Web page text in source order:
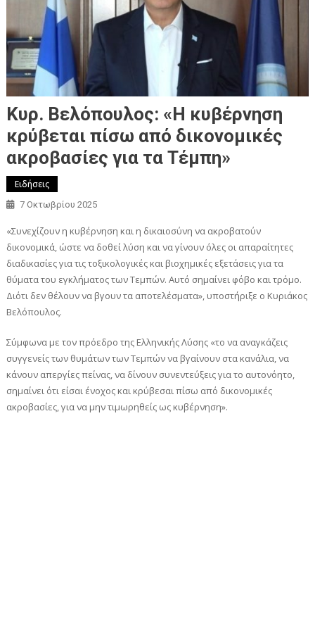
Κυρ. Βελόπουλος: «Η κυβέρνηση
κρύβεται πίσω από δικονομικές
ακροβασίες για τα Τέμπη»
Ειδήσεις
7 Οκτωβρίου 2025
«Συνεχίζουν η κυβέρνηση και η δικαιοσύνη να ακροβατούν
δικονομικά, ώστε να δοθεί λύση και να γίνουν όλες οι απαραίτητες
διαδικασίες για τις τοξικολογικές και βιοχημικές εξετάσεις για τα
θύματα του εγκλήματος των Τεμπών. Αυτό σημαίνει φόβο και τρόμο.
Διότι δεν θέλουν να βγουν τα αποτελέσματα», υποστήριξε ο Κυριάκος
Βελόπουλος.
Σύμφωνα με τον πρόεδρο της Ελληνικής Λύσης «το να αναγκάζεις
συγγενείς των θυμάτων των Τεμπών να βγαίνουν στα κανάλια, να
κάνουν απεργίες πείνας, να δίνουν συνεντεύξεις για το αυτονόητο,
σημαίνει ότι είσαι ένοχος και κρύβεσαι πίσω από δικονομικές
ακροβασίες, για να μην τιμωρηθείς ως κυβέρνηση».